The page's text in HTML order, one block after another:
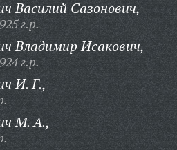
Василий Сазонович,
г.р.
Владимир Исакович,
г.р.
И. Г.,
М. А.,